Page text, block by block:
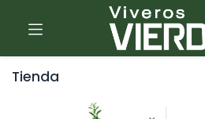
Tienda